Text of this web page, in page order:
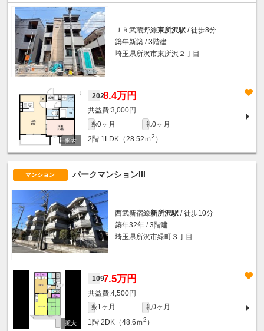
ＪＲ武蔵野線東所沢駅 / 徒歩8分
築年新築 / 3階建
埼玉県所沢市東所沢２丁目
2028.4万円
3,000円
敷0ヶ月 礼0ヶ月
2階 1LDK（28.52ｍ2 ）
マンション パークマンションIII
西武新宿線新所沢駅 / 徒歩10分
築年32年 / 3階建
埼玉県所沢市緑町３丁目
1097.5万円
4,500円
敷1ヶ月 礼0ヶ月
1階 2DK（48.6ｍ2 ）